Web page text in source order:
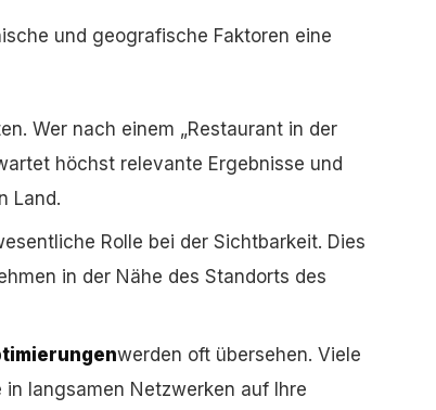
und geografische Faktoren eine
Wer nach einem „Restaurant in der
höchst relevante Ergebnisse und
Land.
Rolle bei der Sichtbarkeit. Dies
in der Nähe des Standorts des
werden oft übersehen. Viele
langsamen Netzwerken auf Ihre